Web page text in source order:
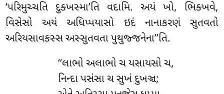
‘પરિમુચ્ચતિ દુક્ખસ્મા’તિ વદામિ. અયં ખો, ભિક્ખવે,
વિસેસો અયં અધિપ્પયાસો ઇદં નાનાકરણં સુતવતો
અરિયસાવકસ્સ અસ્સુતવતા પુથુજ્જનેના’’તિ.
‘‘લાભો અલાભો ચ યસાયસો ચ,
નિન્દા પસંસા ચ સુખં દુખઞ્ચ;